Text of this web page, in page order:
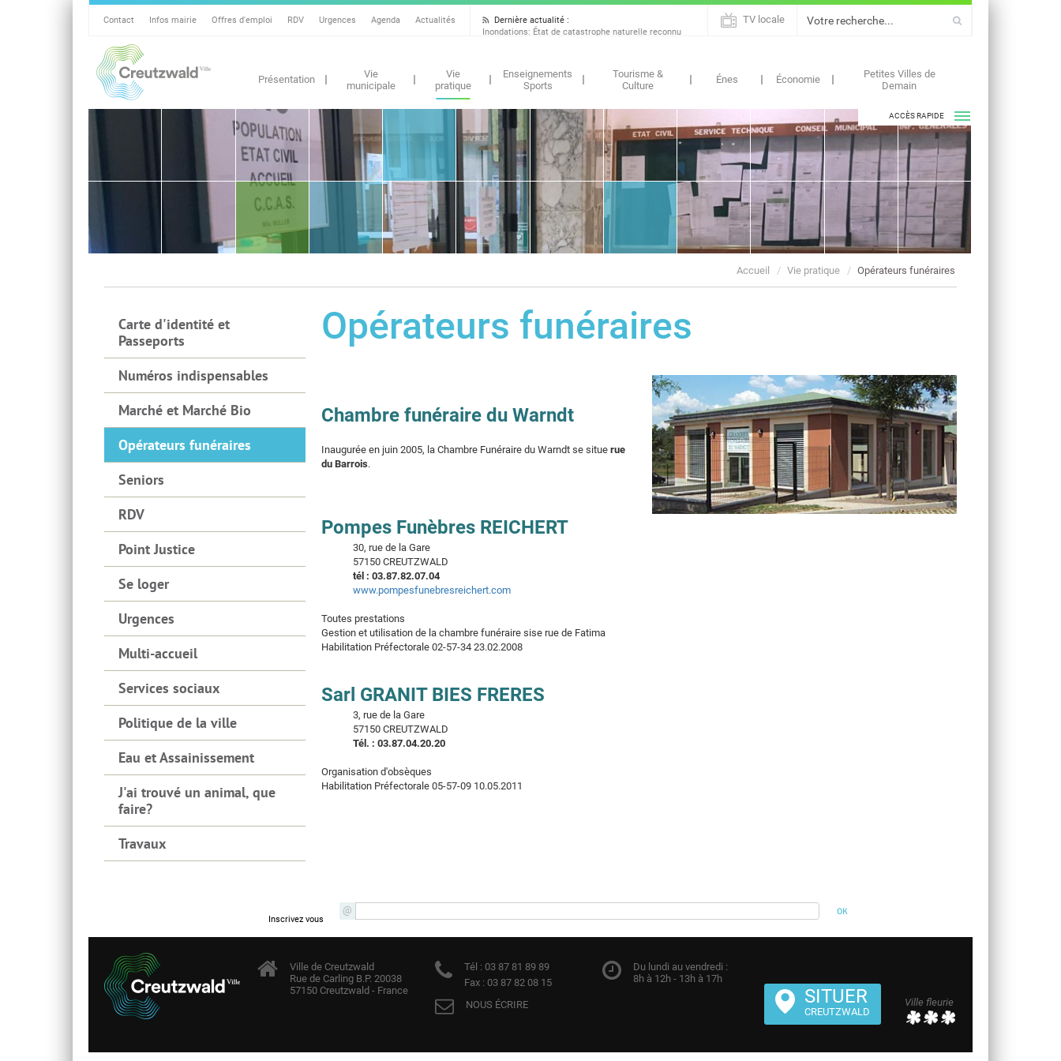
Contact Infos mairie Offres d'emploi RDV Urgences Agenda Actualités
Dernière actualité :
Inondations: État de catastrophe naturelle reconnu
TV locale
Présentation
Vie
municipale
Vie
pratique
Enseignements
Sports
Tourisme &
Culture
Énes Économie
Petites Villes de
Demain
ACCÈS RAPIDE
ASSOCIATIONS
AGENDAS
TV LOCALE
Accueil Vie pratique Opérateurs funéraires
Carte d'identité et
Passeports
Numéros indispensables
Marché et Marché Bio
Opérateurs funéraires
Seniors
RDV
Point Justice
Se loger
Urgences
Multi-accueil
Services sociaux
Politique de la ville
Eau et Assainissement
J'ai trouvé un animal, que
faire?
Travaux
Opérateurs funéraires
Chambre funéraire du Warndt
Inaugurée en juin 2005, la Chambre Funéraire du Warndt se situe rue
du Barrois.
Pompes Funèbres REICHERT
30, rue de la Gare
57150 CREUTZWALD
tél : 03.87.82.07.04
www.pompesfunebresreichert.com
Toutes prestations
Gestion et utilisation de la chambre funéraire sise rue de Fatima
Habilitation Préfectorale 02-57-34 23.02.2008
Sarl GRANIT BIES FRERES
3, rue de la Gare
57150 CREUTZWALD
Tél. : 03.87.04.20.20
Organisation d'obsèques
Habilitation Préfectorale 05-57-09 10.05.2011
Inscrivez vous
Ville de Creutzwald
Rue de Carling B.P. 20038
57150 Creutzwald - France
Tél : 03 87 81 89 89
Fax : 03 87 82 08 15
NOUS ÉCRIRE
Du lundi au vendredi :
8h à 12h - 13h à 17h
SITUER
CREUTZWALD
Ville fleurie